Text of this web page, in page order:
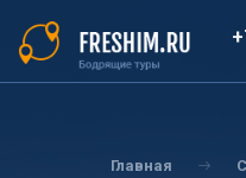
основному
содержанию
Главная